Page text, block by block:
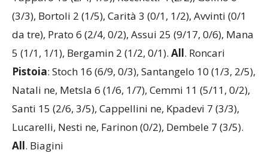
(3/3), Bortoli 2 (1/5), Carità 3 (0/1, 1/2), Avvinti (0/1
da tre), Prato 6 (2/4, 0/2), Assui 25 (9/17, 0/6), Mana
5 (1/1, 1/1), Bergamin 2 (1/2, 0/1). All. Roncari
Pistoia: Stoch 16 (6/9, 0/3), Santangelo 10 (1/3, 2/5),
Natali ne, Metsla 6 (1/6, 1/7), Cemmi 11 (5/11, 0/2),
Santi 15 (2/6, 3/5), Cappellini ne, Kpadevi 7 (3/3),
Lucarelli, Nesti ne, Farinon (0/2), Dembele 7 (3/5).
All. Biagini